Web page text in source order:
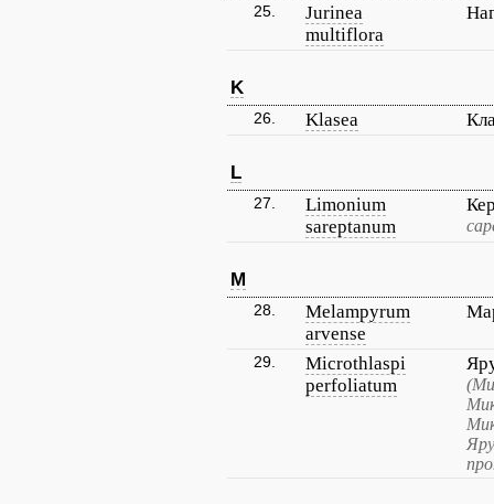
25.
Jurinea
multiflora
K
26. Klasea
L
27.
Limonium
sareptanum
M
28.
Melampyrum
arvense
29.
Microthlaspi
perfoliatum